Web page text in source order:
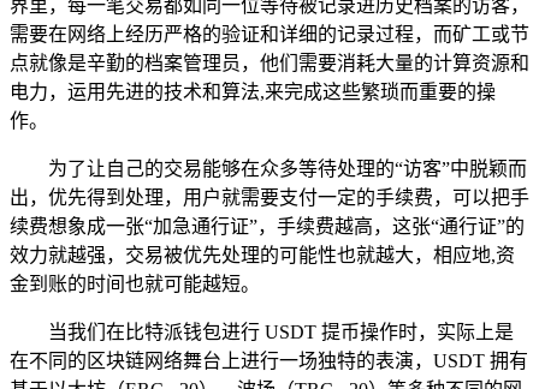
界里，每一笔交易都如同一位等待被记录进历史档案的访客，
需要在网络上经历严格的验证和详细的记录过程，而矿工或节
点就像是辛勤的档案管理员，他们需要消耗大量的计算资源和
电力，运用先进的技术和算法,来完成这些繁琐而重要的操
作。
为了让自己的交易能够在众多等待处理的“访客”中脱颖而
出，优先得到处理，用户就需要支付一定的手续费，可以把手
续费想象成一张“加急通行证”，手续费越高，这张“通行证”的
效力就越强，交易被优先处理的可能性也就越大，相应地,资
金到账的时间也就可能越短。
当我们在比特派钱包进行 USDT 提币操作时，实际上是
在不同的区块链网络舞台上进行一场独特的表演，USDT 拥有